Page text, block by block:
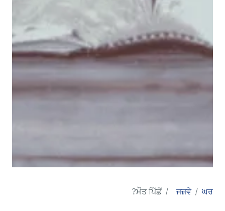
ਘਰ
ਜਜ਼ਵੇ
ਮੌਤ ਪਿੱਛੋਂ?